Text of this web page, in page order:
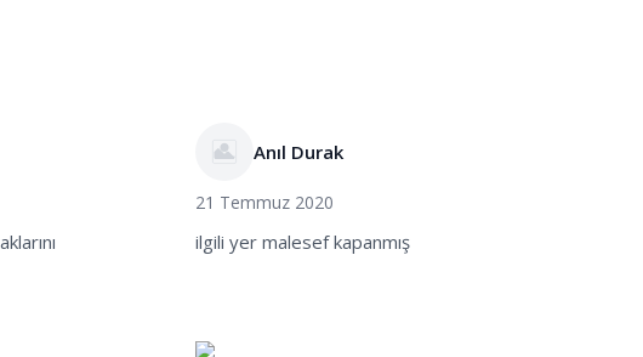
Anıl Durak
21 Temmuz 2020
ilgili yer malesef kapanmış